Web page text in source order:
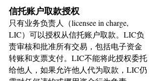
信托账户取款授权
只有业务负责人（licensee in charge,
LIC）可以授权从信托账户取款。LIC负
责审核和批准所有交易，包括电子资金
转账和支票支付。LIC不能将此授权委托
给他人，如果允许他人代为取款，LIC仍